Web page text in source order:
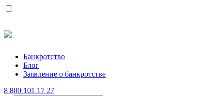
Банкротство
Блог
Заявление о банкротстве
8 800 101 17 27